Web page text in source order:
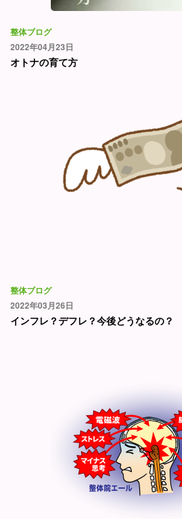
整体ブログ
2022年04月23日
オトナの育て方
整体ブログ
2022年03月26日
インフレ？デフレ？今後どうなるの？